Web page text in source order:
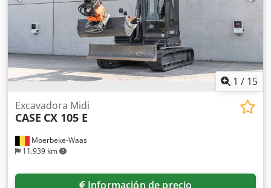
1 / 15
Moerbeke-Waas
11.939 km
Excavadora Midi
CASE CX 105 E
Información de precio